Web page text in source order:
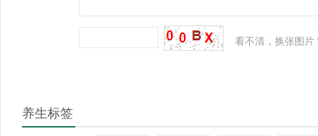
看不清，换张图片
养生标签